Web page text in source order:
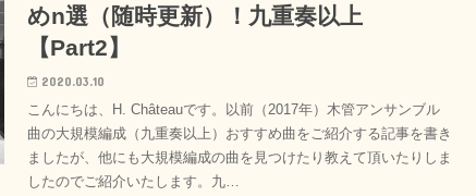
めn選（随時更新）！九重奏以上
【Part2】
2020.03.10
こんにちは、H. Châteauです。以前（2017年）木管アンサンブル
曲の大規模編成（九重奏以上）おすすめ曲をご紹介する記事を書き
ましたが、他にも大規模編成の曲を見つけたり教えて頂いたりしま
したのでご紹介いたします。九…